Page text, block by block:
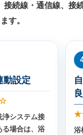
続線・通信線、接
す。
動設定
浄システム接
る場合は、浴
良
浴